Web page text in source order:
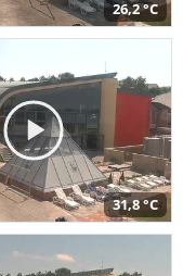
26,2 °C
31,8 °C